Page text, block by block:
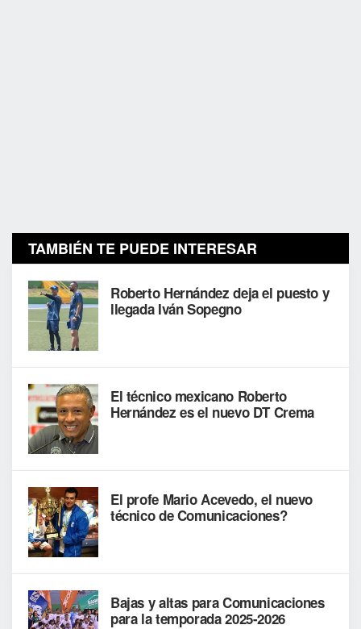
TAMBIÉN TE PUEDE INTERESAR
Roberto Hernández deja el puesto y
llegada Iván Sopegno
El técnico mexicano Roberto
Hernández es el nuevo DT Crema
El profe Mario Acevedo, el nuevo
técnico de Comunicaciones?
Bajas y altas para Comunicaciones
para la temporada 2025-2026